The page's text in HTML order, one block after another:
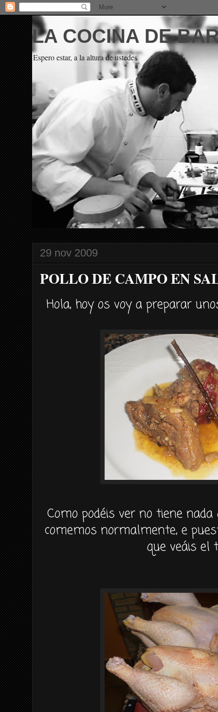
LA COCINA DE
Espero estar, a la altura de ustedes
29 nov 2009
POLLO DE CAMPO EN
Hola, hoy os voy a preparar
Como podéis ver no tiene
comemos normalmente, e
que veáis el